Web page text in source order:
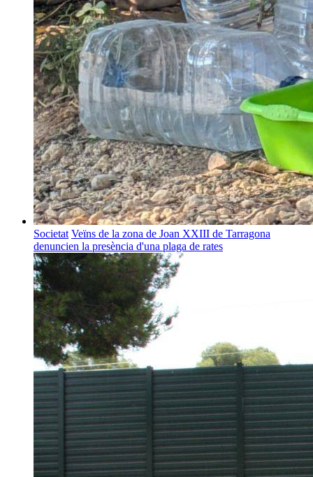
Societat Veïns de la zona de Joan XXIII de Tarragona
denuncien la presència d'una plaga de rates